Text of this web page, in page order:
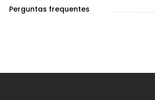
Perguntas frequentes